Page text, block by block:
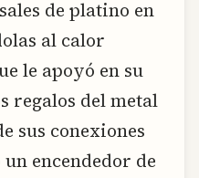
de platino en
al calor
le apoyó en su
regalos del metal
sus conexiones
encendedor de